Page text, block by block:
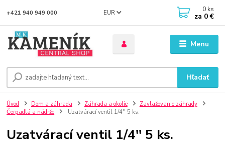
Menu
EUR
Hľadať
+421 940 949 000 0 ks
za 0 €
Úvod Dom a záhrada Záhrada a okolie
Zavlažovanie záhrady
Čerpadlá a nádrže
Uzatvárací ventil 1/4'' 5 ks.
Uzatvárací ventil 1/4'' 5 ks.